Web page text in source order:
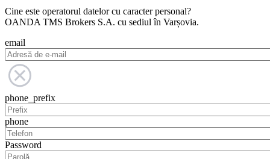
Cine este operatorul datelor cu caracter personal?
OANDA TMS Brokers S.A. cu sediul în Varșovia.
email
phone_prefix
phone
Password